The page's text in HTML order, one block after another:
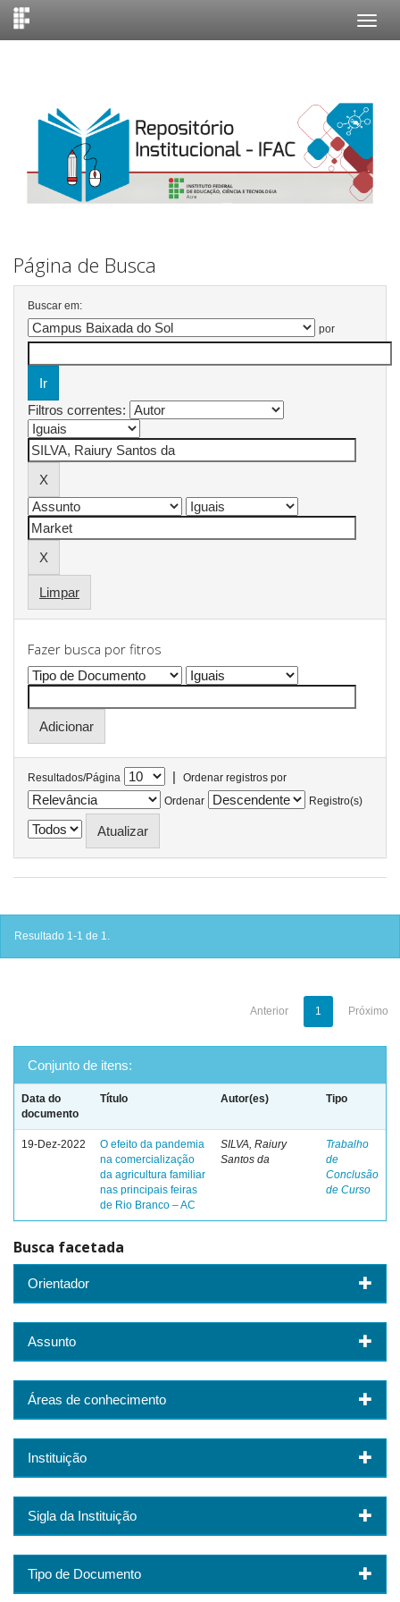
Página de Busca
Buscar em:
por
Filtros correntes:
Limpar
Fazer busca por fitros
Resultados/Página |
Ordenar registros por
Ordenar
Registro(s)
Resultado 1-1 de 1.
Anterior 1 Próximo
Conjunto de itens:
Data do
documento
Título Autor(es) Tipo
19-Dez-2022
O efeito da pandemia
na comercialização
da agricultura familiar
nas principais feiras
de Rio Branco – AC
SILVA, Raiury
Santos da
Trabalho
de
Conclusão
de Curso
Busca facetada
Orientador
Assunto
Áreas de conhecimento
Instituição
Sigla da Instituição
Tipo de Documento